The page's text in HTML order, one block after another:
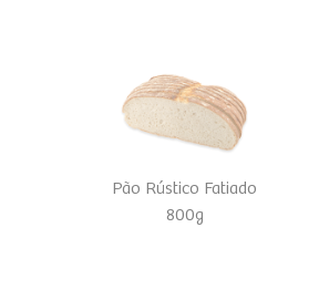
Pão Rústico Fatiado
800g